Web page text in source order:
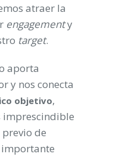
atraer la
engagementy
target.
aporta
y nos conecta
objetivo,
imprescindible
de
importante